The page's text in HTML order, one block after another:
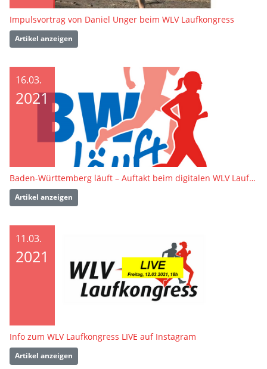
Impulsvortrag von Daniel Unger beim WLV Laufkongress
Artikel anzeigen
16.03.
2021
Baden-Württemberg läuft – Auftakt beim digitalen WLV Laufkongress 2021
Artikel anzeigen
11.03.
2021
Info zum WLV Laufkongress LIVE auf Instagram
Artikel anzeigen